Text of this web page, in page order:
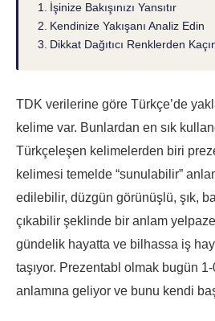
İşinize Bakışınızı Yansıtır
Kendinize Yakışanı Analiz Edin
Dikkat Dağıtıcı Renklerden
TDK verilerine göre Türkçe’de
kelime var. Bunlardan en sık
Türkçeleşen kelimelerden biri
kelimesi temelde “sunulabilir”
edilebilir, düzgün görünüşlü, şık,
çıkabilir şeklinde bir anlam
gündelik hayatta ve bilhassa iş
taşıyor. Prezentabl olmak bugün
anlamına geliyor ve bunu kendi